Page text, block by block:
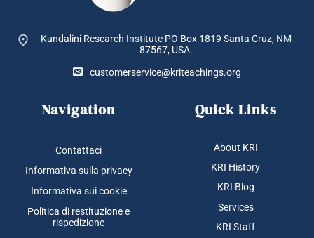
Kundalini Research Institute PO Box 1819 Santa Cruz, NM
87567, USA.
customerservice@kriteachings.org
Navigation
Contattaci
Informativa sulla privacy
Informativa sui cookie
Politica di restituzione e
rispedizione
Quick Links
About KRI
KRI History
KRI Blog
Services
KRI Staff